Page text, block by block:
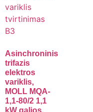
Asinchroninis
trifazis
elektros
variklis,
MOLL MQA-
1,1-80/2 1,1
kW galios,